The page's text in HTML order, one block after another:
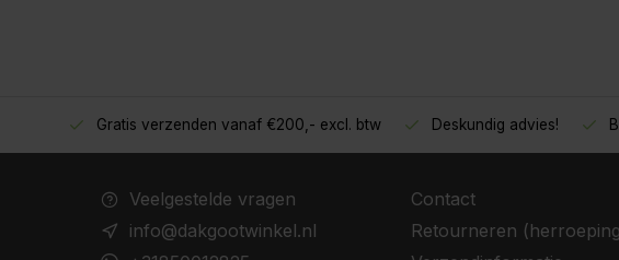
Gratis verzenden vanaf €200,- excl. btw Deskundig advies!
Veelgestelde vragen
info@dakgootwinkel.nl
Contact
Retourneren